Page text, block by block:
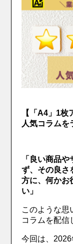
【「A4」1
人気コラムを
「良い商品
ず、その良さ
方に、何かお
い」
このような思
コラムを配信
今回は、